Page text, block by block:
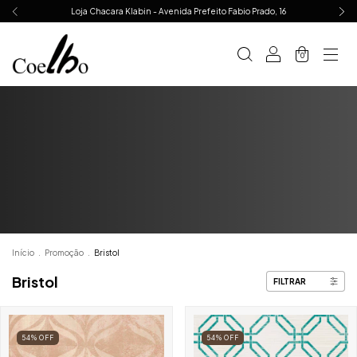
Loja Chacara Klabin - Avenida Prefeito Fabio Prado, 16
0
Início Promoção Bristol
Bristol FILTRAR
54% OFF 54% OFF